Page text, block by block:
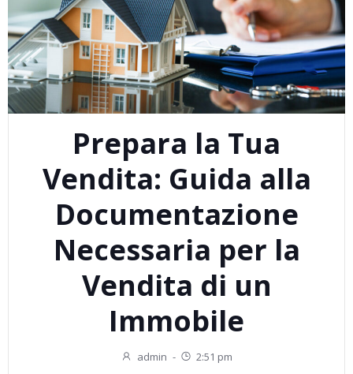
Prepara la Tua
Vendita: Guida alla
Documentazione
Necessaria per la
Vendita di un
Immobile
admin - 2:51 pm